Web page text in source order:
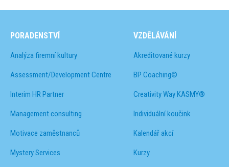
PORADENSTVÍ
Analýza firemní kultury
Assessment/Development Centre
Interim HR Partner
Management consulting
Motivace zaměstnanců
Mystery Services
VZDĚLÁVÁNÍ
Akreditované kurzy
BP Coaching©
Creativity Way KASMY®
Individuální koučink
Kalendář akcí
Kurzy